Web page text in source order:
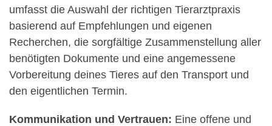
umfasst die Auswahl der richtigen Tierarztpraxis
basierend auf Empfehlungen und eigenen
Recherchen, die sorgfältige Zusammenstellung aller
benötigten Dokumente und eine angemessene
Vorbereitung deines Tieres auf den Transport und
den eigentlichen Termin.
Kommunikation und Vertrauen: Eine offene und